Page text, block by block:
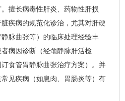
擅长病毒性肝炎
药物性肝损
疾病的规范化诊治，尤其对肝硬
脉曲张等）的临床处理经验丰
病因诊断（经颈静脉肝活检
食管胃静脉曲张治疗方案）。并
见疾病（如息肉、胃肠炎等）有